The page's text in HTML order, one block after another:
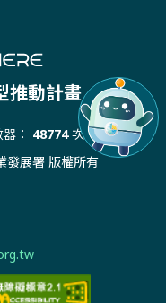
推動計畫
： 48774次
展署 版權所有